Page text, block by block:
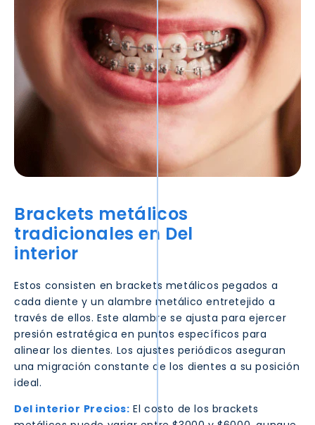
Brackets metálicos
tradicionales en Del
interior
Estos consisten en brackets metálicos pegados a
cada diente y un alambre metálico entretejido a
través de ellos. Este alambre se ajusta para ejercer
presión estratégica en puntos específicos para
alinear los dientes. Los ajustes periódicos aseguran
una migración constante de los dientes a su posición
ideal.
Del interior Precios: El costo de los brackets